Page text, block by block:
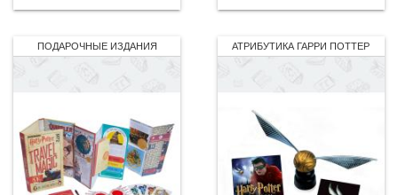
ПОДАРОЧНЫЕ ИЗДАНИЯ АТРИБУТИКА ГАРРИ ПОТТЕР